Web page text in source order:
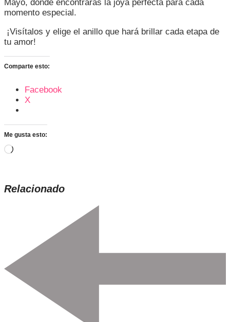
Mayo, donde encontrarás la joya perfecta para cada
momento especial.
¡Visítalos y elige el anillo que hará brillar cada etapa de
tu amor!
Comparte esto:
Facebook
X
Me gusta esto:
Cargando...
Relacionado